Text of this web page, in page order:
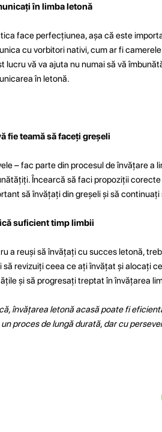
în limba letonă
face perfecțiunea, așa că este
cu vorbitori nativi, cum ar fi
lucru vă va ajuta nu numai să vă
în letonă.
fie teamă să faceți greșeli
– fac parte din procesul de învățare a
Încearcă să faci propoziții
să învățați din greșeli și să
suficient timp limbii
a reuși să învățați cu succes letonă,
să revizuiți ceea ce ați învățat și alocați
și să progresați treptat în învățarea
învățarea letonă acasă poate fi
proces de lungă durată, dar cu